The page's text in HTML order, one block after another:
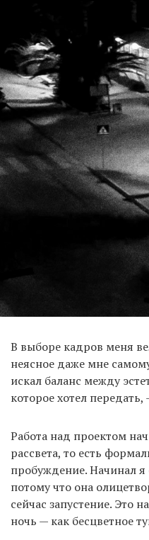
В выборе кадров меня
неясное даже мне
искал баланс между
которое хотел
Работа над проектом
рассвета, то есть
пробуждение. Начинал
потому что она
сейчас запустение. Это
ночь — как бесцветное